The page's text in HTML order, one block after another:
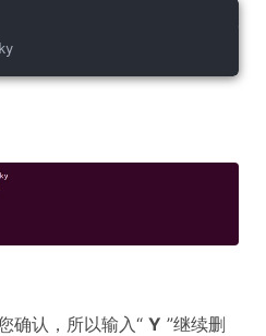
确认，所以输入“ Y ”继续删